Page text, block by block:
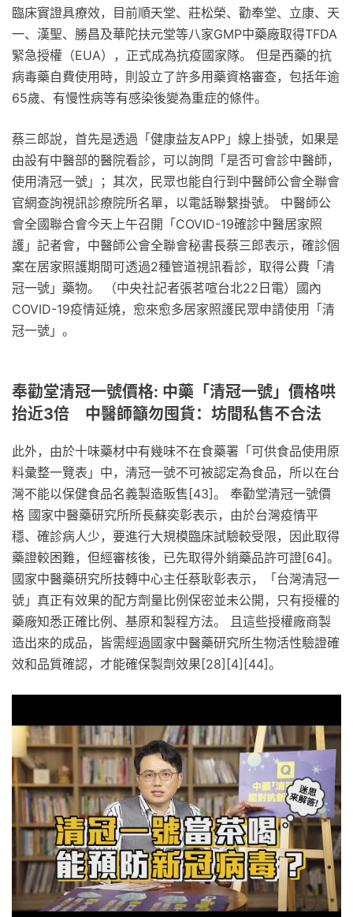
臨床實證具療效，目前順天堂、莊松榮、勸奉堂、立康、天
一、漢聖、勝昌及華陀扶元堂等八家GMP中藥廠取得TFDA
緊急授權（EUA），正式成為抗疫國家隊。 但是西藥的抗
病毒藥自費使用時，則設立了許多用藥資格審查，包括年逾
65歲、有慢性病等有感染後變為重症的條件。
蔡三郎說，首先是透過「健康益友APP」線上掛號，如果是
由設有中醫部的醫院看診，可以詢問「是否可會診中醫師，
使用清冠一號」；其次，民眾也能自行到中醫師公會全聯會
官網查詢視訊診療院所名單，以電話聯繫掛號。 中醫師公
會全國聯合會今天上午召開「COVID-19確診中醫居家照
護」記者會，中醫師公會全聯會秘書長蔡三郎表示，確診個
案在居家照護期間可透過2種管道視訊看診，取得公費「清
冠一號」藥物。 （中央社記者張茗喧台北22日電）國內
COVID-19疫情延燒，愈來愈多居家照護民眾申請使用「清
冠一號」。
奉勸堂清冠一號價格: 中藥「清冠一號」價格哄
抬近3倍 中醫師籲勿囤貨：坊間私售不合法
此外，由於十味藥材中有幾味不在食藥署「可供食品使用原
料彙整一覽表」中，清冠一號不可被認定為食品，所以在台
灣不能以保健食品名義製造販售[43]。 奉勸堂清冠一號價
格 國家中醫藥研究所所長蘇奕彰表示，由於台灣疫情平
穩、確診病人少，要進行大規模臨床試驗較受限，因此取得
藥證較困難，但經審核後，已先取得外銷藥品許可證[64]。
國家中醫藥研究所技轉中心主任蔡耿彰表示，「台灣清冠一
號」真正有效果的配方劑量比例保密並未公開，只有授權的
藥廠知悉正確比例、基原和製程方法。 且這些授權廠商製
造出來的成品，皆需經過國家中醫藥研究所生物活性驗證確
效和品質確認，才能確保製劑效果[28][4][44]。